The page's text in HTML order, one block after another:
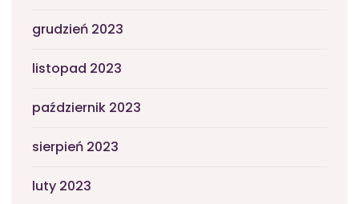
grudzień 2023
listopad 2023
październik 2023
sierpień 2023
luty 2023